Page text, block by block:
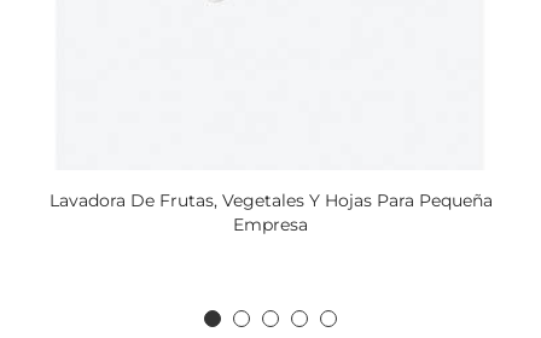
Lavadora De Frutas, Vegetales Y Hojas Para Pequeña
Empresa